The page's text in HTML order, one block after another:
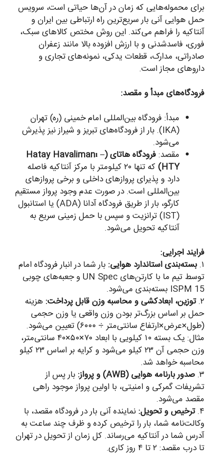
برای محموله‌هایی که زمان در آن‌ها حیاتی است، سرویس
حمل هوایی آنی بار سریع‌ترین راه ارتباطی بین ایران و
آنتاکیه را فراهم می‌کند. این روش مختص کالاهای سبک،
فوری، فاسدشدنی و با ارزش افزوده بالا مانند زعفران
صادراتی، مدارک، قطعات یدکی، نمونه‌های تجاری و
داروهای مجاز است.
فرودگاه‌های مبدأ و مقصد:
مبدأ: فرودگاه بین‌المللی امام خمینی (ره) تهران
(IKA). بار از فرودگاه‌های تبریز و شیراز نیز پذیرش
می‌شود.
مقصد:
فرودگاه هاتای (Hatay Havalimanı –
HTY)
که تنها ۲۰ کیلومتر با مرکز آنتاکیه فاصله
دارد و پذیرای پروازهای داخلی و برخی پروازهای
بین‌المللی است. در صورت عدم وجود پرواز مستقیم
کارگو، بار از طریق فرودگاه آدانا (ADA) یا استانبول
(IST) ترانزیت و سپس با حمل زمینی سریع به
آنتاکیه تحویل می‌شود.
فرایند اجرایی:
۱. بسته‌بندی استاندارد هوایی: بار شما در انبار فرودگاه امام
توسط تیم ما با کارتن‌های UN Spec و جعبه‌های چوبی
ISPM 15 بسته‌بندی می‌شود.
۲. توزین، ابعادکشی و محاسبه وزن قابل پرداخت: هزینه
حمل بر اساس بزرگ‌تر بودن وزن واقعی یا وزن حجمی
(طول×عرض×ارتفاع سانتی‌متر ÷ ۶۰۰۰) تعیین می‌شود.
مثال: یک بسته ۱۰ کیلویی با ابعاد ۷۰×۵۰×۴۰ سانتی‌متر،
وزن حجمی آن ۲۳ کیلو می‌شود و کرایه بر اساس ۲۳ کیلو
محاسبه خواهد شد.
۳. صدور بارنامه هوایی (AWB) و پرواز:
بار پس از
تشریفات گمرکی و امنیتی، با اولین پرواز موجود راهی
مقصد می‌شود.
۴. ترخیص و تحویل: نماینده آنی بار در فرودگاه مقصد، با
وکالت‌نامه شما، بار را ترخیص کرده و ظرف چند ساعت به
آدرس شما در آنتاکیه می‌رساند. کل زمان از تحویل در تهران
تا درب مقصد: ۲ تا ۴ روز کاری.